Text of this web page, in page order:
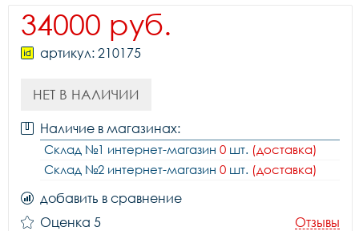
34000 руб.
артикул: 210175
НЕТ В НАЛИЧИИ
Наличие в магазинах:
Склад №1 интернет-магазин 0 шт. (доставка)
Склад №2 интернет-магазин 0 шт. (доставка)
добавить в сравнение
Оценка 5
Отзывы